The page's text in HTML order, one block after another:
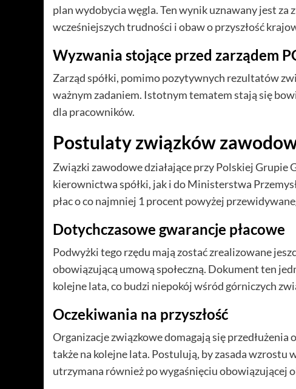
plan wydobycia węgla. Ten wynik uznawany jest za
wcześniejszych trudności i obaw o przyszłość
Wyzwania stojące przed zarządem
Zarząd spółki, pomimo pozytywnych rezultatów
ważnym zadaniem. Istotnym tematem stają się
dla pracowników.
Postulaty związków
Związki zawodowe działające przy Polskiej
kierownictwa spółki, jak i do Ministerstwa
płac o co najmniej 1 procent powyżej
Dotychczasowe gwarancje płacowe
Podwyżki tego rzędu mają zostać zrealizowane
obowiązującą umową społeczną. Dokument ten
kolejne lata, co budzi niepokój wśród górniczych
Oczekiwania na przyszłość
Organizacje związkowe domagają się
także na kolejne lata. Postulują, by zasada wzrostu
utrzymana również po wygaśnięciu obowiązującej